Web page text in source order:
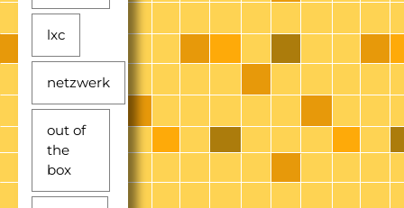
lxc
netzwerk
out of
the
box